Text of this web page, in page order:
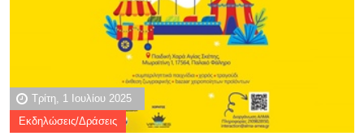
Τρίτη, 1 Ιουλίου 2025
Εκδηλώσεις/Δράσεις